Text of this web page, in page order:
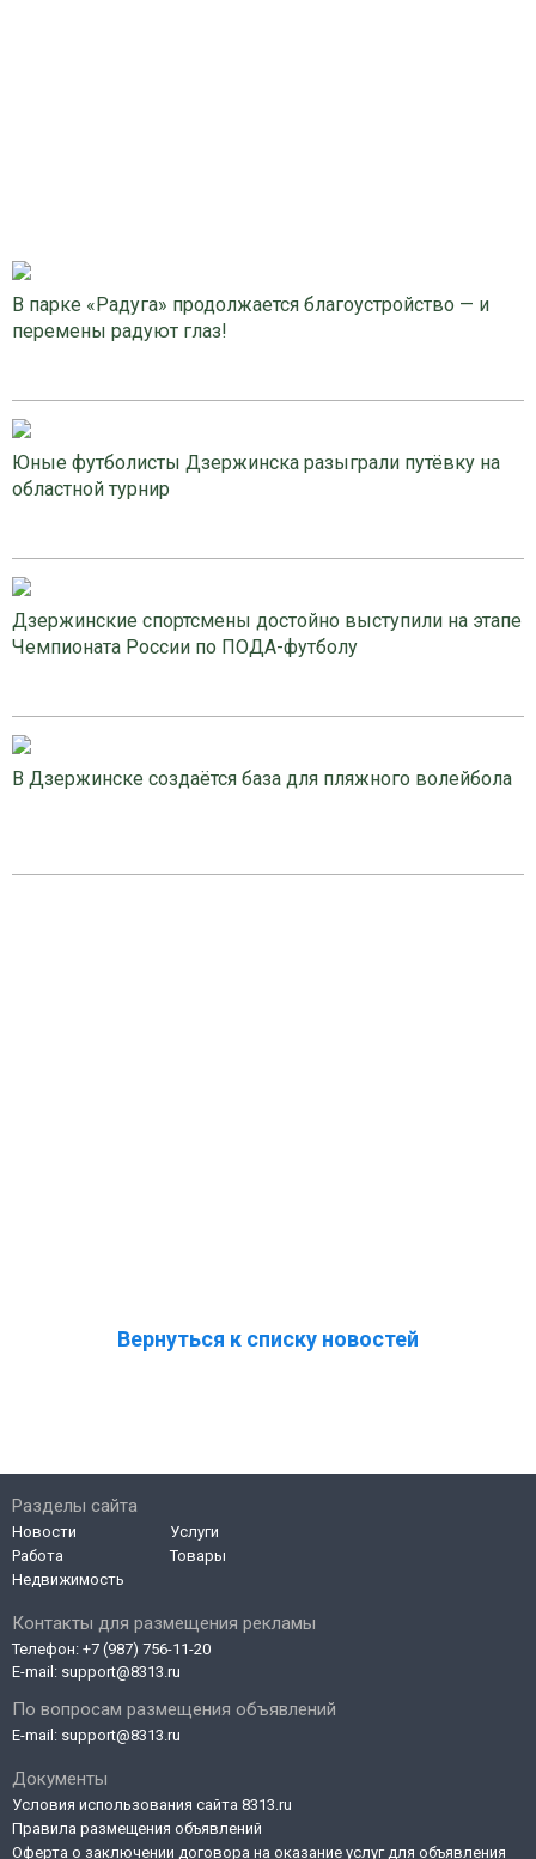
В парке «Радуга» продолжается благоустройство — и
перемены радуют глаз!
Юные футболисты Дзержинска разыграли путёвку на
областной турнир
Дзержинские спортсмены достойно выступили на этапе
Чемпионата России по ПОДА-футболу
В Дзержинске создаётся база для пляжного волейбола
Вернуться к списку новостей
Контакты для размещения рекламы
Телефон: +7 (987) 756-11-20
E-mail: support@8313.ru
По вопросам размещения объявлений
E-mail: support@8313.ru
Документы
Условия использования сайта 8313.ru
Правила размещения объявлений
Оферта о заключении договора на оказание услуг для объявления
Разделы сайта
Новости
Работа
Недвижимость
Услуги
Товары